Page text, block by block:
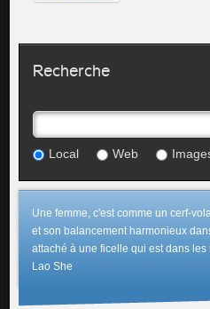
Recherche
Local Web
Une femme, c'est comme un cerf-
et son balancement harmonieux
attaché à une ficelle qui est dans
Lao She